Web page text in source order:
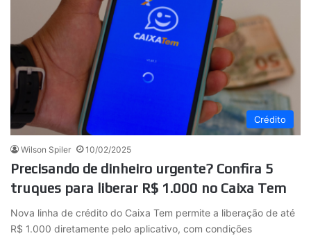
Crédito
Wilson Spiler 10/02/2025
Precisando de dinheiro urgente? Confira 5
truques para liberar R$ 1.000 no Caixa Tem
Nova linha de crédito do Caixa Tem permite a liberação de até
R$ 1.000 diretamente pelo aplicativo, com condições